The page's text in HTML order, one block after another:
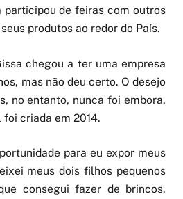
participou de feiras com outros
produtos ao redor do País.
chegou a ter uma empresa
mas não deu certo. O desejo
no entanto, nunca foi embora,
criada em 2014.
para eu expor meus
meus dois filhos pequenos
consegui fazer de brincos.